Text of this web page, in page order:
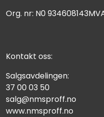
Org. nr: N0
Kontakt oss:
Salgsavdelingen:
37 00 03 50
salg@nmsproff.no
www.nmsproff.no